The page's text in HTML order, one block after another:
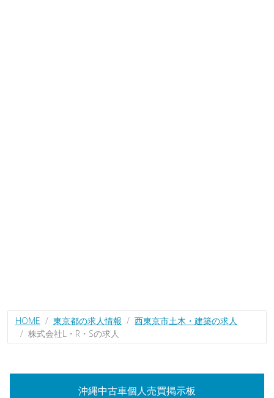
HOME 東京都の求人情報
西東京市土木・建築の求人
株式会社L・R・Sの求人
沖縄中古車個人売買掲示板